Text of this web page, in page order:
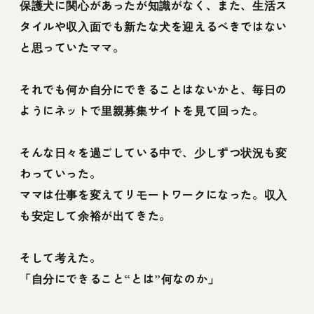
保護犬に関心があったが知識がなく、また、生活ス
タイルや収入面でも新たな犬を迎えるべきではない
と思っていたママ。
それでも何か自分にできることはないかと、毎日の
ようにネットで里親募集サイトを見て回った。
そんな日々を過ごしている中で、少しずつ状況も変
わっていった。
ママは仕事を変えてリモートワークになった。収入
も安定して余裕が出てきた。
そして考えた。
「自分にできること“とは”何なのか」